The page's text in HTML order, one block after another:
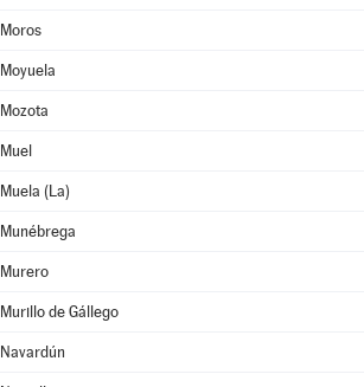
Moros
Moyuela
Mozota
Muel
Muela (La)
Munébrega
Murero
Murillo de Gállego
Navardún